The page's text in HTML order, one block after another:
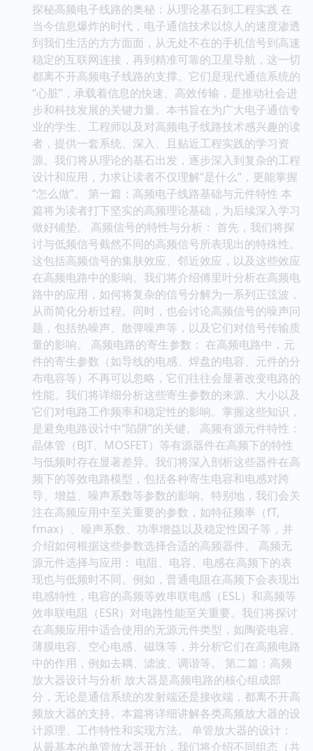
探秘高频电子线路的奥秘：从理论基石到工程实践 在
当今信息爆炸的时代，电子通信技术以惊人的速度渗透
到我们生活的方方面面，从无处不在的手机信号到高速
稳定的互联网连接，再到精准可靠的卫星导航，这一切
都离不开高频电子线路的支撑。它们是现代通信系统的
“心脏”，承载着信息的快速、高效传输，是推动社会进
步和科技发展的关键力量。本书旨在为广大电子通信专
业的学生、工程师以及对高频电子线路技术感兴趣的读
者，提供一套系统、深入、且贴近工程实践的学习资
源。我们将从理论的基石出发，逐步深入到复杂的工程
设计和应用，力求让读者不仅理解“是什么”，更能掌握
“怎么做”。 第一篇：高频电子线路基础与元件特性 本
篇将为读者打下坚实的高频理论基础，为后续深入学习
做好铺垫。 高频信号的特性与分析： 首先，我们将探
讨与低频信号截然不同的高频信号所表现出的特殊性。
这包括高频信号的集肤效应、邻近效应，以及这些效应
在高频电路中的影响。我们将介绍傅里叶分析在高频电
路中的应用，如何将复杂的信号分解为一系列正弦波，
从而简化分析过程。同时，也会讨论高频信号的噪声问
题，包括热噪声、散弹噪声等，以及它们对信号传输质
量的影响。 高频电路的寄生参数： 在高频电路中，元
件的寄生参数（如导线的电感、焊盘的电容、元件的分
布电容等）不再可以忽略，它们往往会显著改变电路的
性能。我们将详细分析这些寄生参数的来源、大小以及
它们对电路工作频率和稳定性的影响。掌握这些知识，
是避免电路设计中“陷阱”的关键。 高频有源元件特性：
晶体管（BJT、MOSFET）等有源器件在高频下的特性
与低频时存在显著差异。我们将深入剖析这些器件在高
频下的等效电路模型，包括各种寄生电容和电感对跨
导、增益、噪声系数等参数的影响。特别地，我们会关
注在高频应用中至关重要的参数，如特征频率（fT,
fmax）、噪声系数、功率增益以及稳定性因子等，并
介绍如何根据这些参数选择合适的高频器件。 高频无
源元件选择与应用： 电阻、电容、电感在高频下的表
现也与低频时不同。例如，普通电阻在高频下会表现出
电感特性，电容的高频等效串联电感（ESL）和高频等
效串联电阻（ESR）对电路性能至关重要。我们将探讨
在高频应用中适合使用的无源元件类型，如陶瓷电容、
薄膜电容、空心电感、磁珠等，并分析它们在高频电路
中的作用，例如去耦、滤波、调谐等。 第二篇：高频
放大器设计与分析 放大器是高频电路的核心组成部
分，无论是通信系统的发射端还是接收端，都离不开高
频放大器的支持。本篇将详细讲解各类高频放大器的设
计原理、工作特性和实现方法。 单管放大器的设计：
从最基本的单管放大器开始，我们将介绍不同组态（共